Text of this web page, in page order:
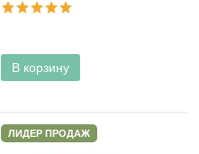
В корзину
ЛИДЕР ПРОДАЖ